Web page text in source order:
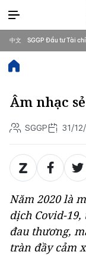
中文 SGGP Đầu tư Tài
Âm nhạc
SGGP 31/
Năm 2020 là
dịch Covid-
đau thương,
tràn đầy cảm